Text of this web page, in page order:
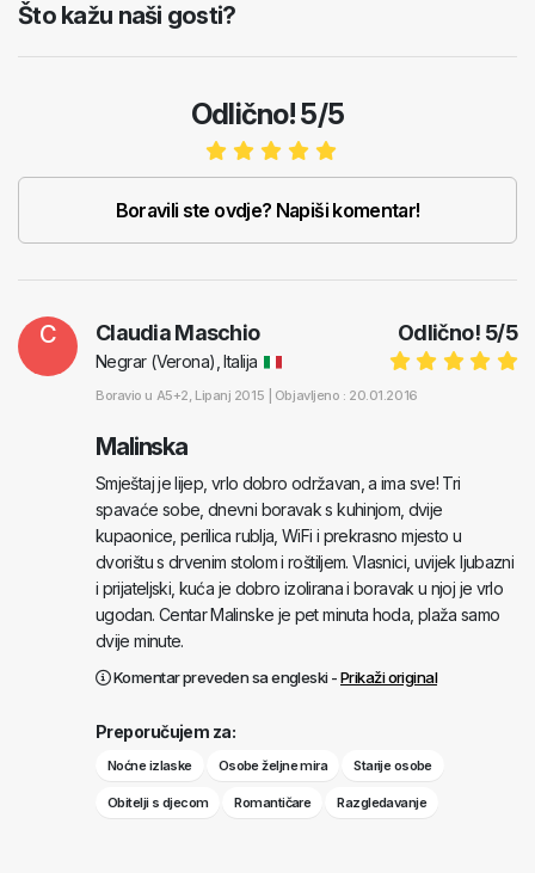
Što kažu naši gosti?
Odlično! 5/5
Boravili ste ovdje? Napiši komentar!
C Odlično! 5/5
Claudia Maschio
Negrar (Verona), Italija
Boravio u A5+2, Lipanj 2015 | Objavljeno : 20.01.2016
Malinska
Smještaj je lijep, vrlo dobro održavan, a ima sve! Tri
spavaće sobe, dnevni boravak s kuhinjom, dvije
kupaonice, perilica rublja, WiFi i prekrasno mjesto u
dvorištu s drvenim stolom i roštiljem. Vlasnici, uvijek ljubazni
i prijateljski, kuća je dobro izolirana i boravak u njoj je vrlo
ugodan. Centar Malinske je pet minuta hoda, plaža samo
dvije minute.
Komentar preveden sa engleski -Prikaži original
Preporučujem za:
Noćne izlaske Osobe željne mira Starije osobe
Obitelji s djecom Romantičare Razgledavanje